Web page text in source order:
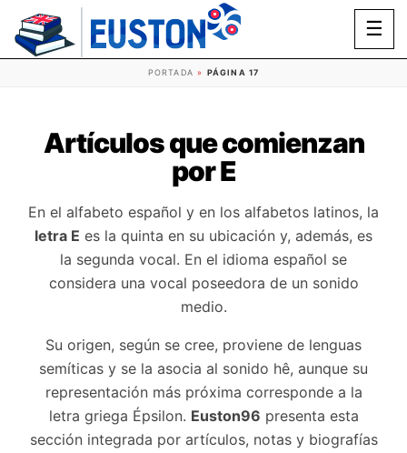
☰
PORTADA » PÁGINA 17
Artículos que comienzan
por E
En el alfabeto español y en los alfabetos latinos, la
letra E es la quinta en su ubicación y, además, es
la segunda vocal. En el idioma español se
considera una vocal poseedora de un sonido
medio.
Su origen, según se cree, proviene de lenguas
semíticas y se la asocia al sonido hê, aunque su
representación más próxima corresponde a la
letra griega Épsilon. Euston96 presenta esta
sección integrada por artículos, notas y biografías